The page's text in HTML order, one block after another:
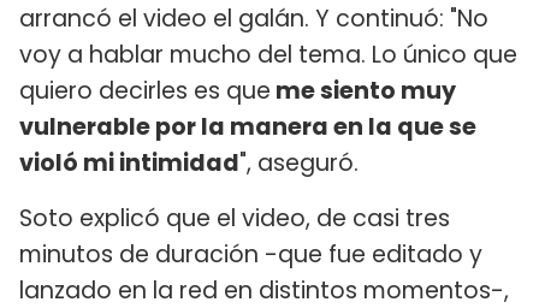
arrancó el video el galán. Y continuó: "No
voy a hablar mucho del tema. Lo único que
quiero decirles es que me siento muy
vulnerable por la manera en la que se
violó mi intimidad", aseguró.
Soto explicó que el video, de casi tres
minutos de duración -que fue editado y
lanzado en la red en distintos momentos-,